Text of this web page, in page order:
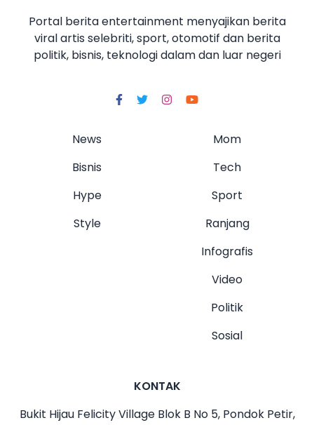
Portal berita entertainment menyajikan berita
viral artis selebriti, sport, otomotif dan berita
politik, bisnis, teknologi dalam dan luar negeri
News
Bisnis
Hype
Style
Mom
Tech
Sport
Ranjang
Infografis
Video
Politik
Sosial
KONTAK
Bukit Hijau Felicity Village Blok B No 5, Pondok Petir,